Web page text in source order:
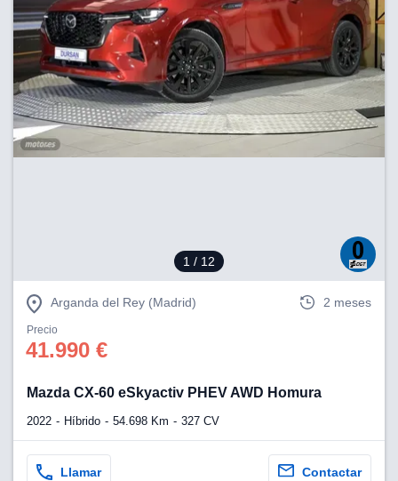
1 / 12
Arganda del Rey (Madrid) 2 meses
Precio
41.990 €
Mazda CX-60 eSkyactiv PHEV AWD Homura
2022 Híbrido 54.698 Km 327 CV
Llamar Contactar